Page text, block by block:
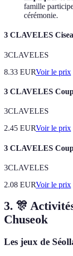
famille
cérémonie.
3 CLAVELES
3CLAVELES
8.33 EURVoir le prix
3 CLAVELES
3CLAVELES
2.45 EURVoir le prix
3 CLAVELES
3CLAVELES
2.08 EURVoir le prix
3. 🎊
Chuseok
Les jeux de